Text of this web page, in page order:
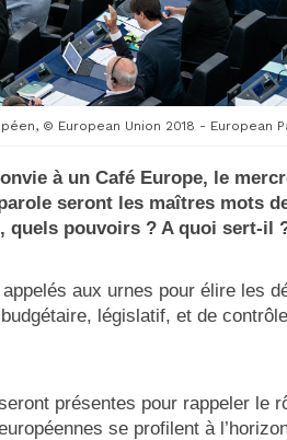
© European Union 2018 - European
à un Café Europe, le
seront les maîtres mots
quels pouvoirs ? A quoi sert-il
aux urnes pour élire les
législatif, et de
présentes pour rappeler le
se profilent à